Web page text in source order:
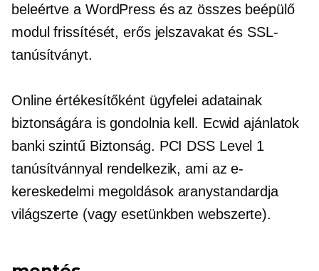
beleértve a WordPress és az összes beépülő
modul frissítését, erős jelszavakat és SSL-
tanúsítványt.
Online értékesítőként ügyfelei adatainak
biztonságára is gondolnia kell. Ecwid ajánlatok
banki szintűBiztonság. PCI DSS Level 1
tanúsítvánnyal rendelkezik, ami az e-
kereskedelmi megoldások aranystandardja
világszerte (vagy esetünkbenwebszerte).